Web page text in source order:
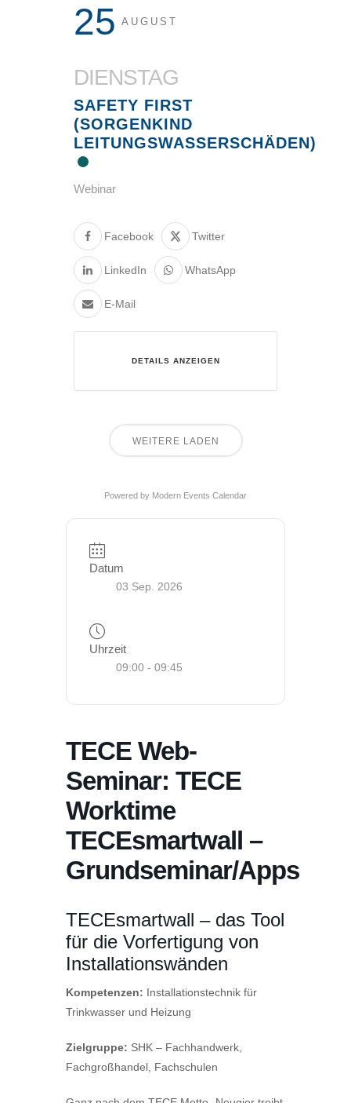
25 AUGUST
DIENSTAG
SAFETY FIRST
(SORGENKIND
LEITUNGSWASSERSCHÄDEN)
Webinar
Facebook Twitter
LinkedIn WhatsApp
E-Mail
DETAILS ANZEIGEN
WEITERE LADEN
Powered by Modern Events Calendar
Datum
03 Sep. 2026
Uhrzeit
09:00 - 09:45
TECE Web-
Seminar: TECE
Worktime
TECEsmartwall –
Grundseminar/Apps
TECEsmartwall – das Tool
für die Vorfertigung von
Installationswänden
Kompetenzen: Installationstechnik für
Trinkwasser und Heizung
Zielgruppe: SHK – Fachhandwerk,
Fachgroßhandel, Fachschulen